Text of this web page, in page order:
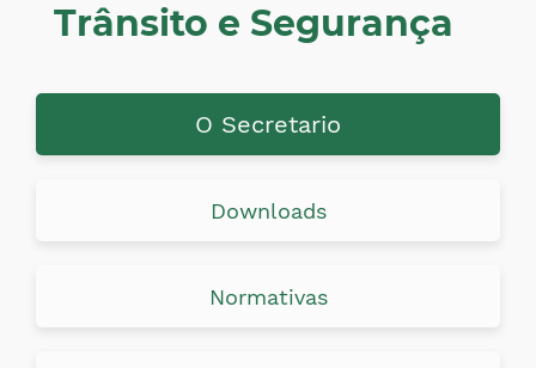
Trânsito e Segurança
O Secretario
Downloads
Normativas